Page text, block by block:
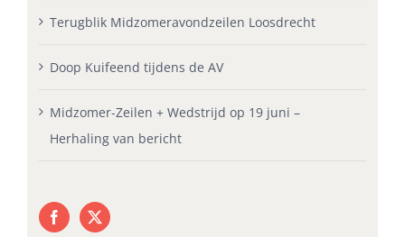
Terugblik Midzomeravondzeilen Loosdrecht
Doop Kuifeend tijdens de AV
Midzomer-Zeilen + Wedstrijd op 19 juni –
Herhaling van bericht